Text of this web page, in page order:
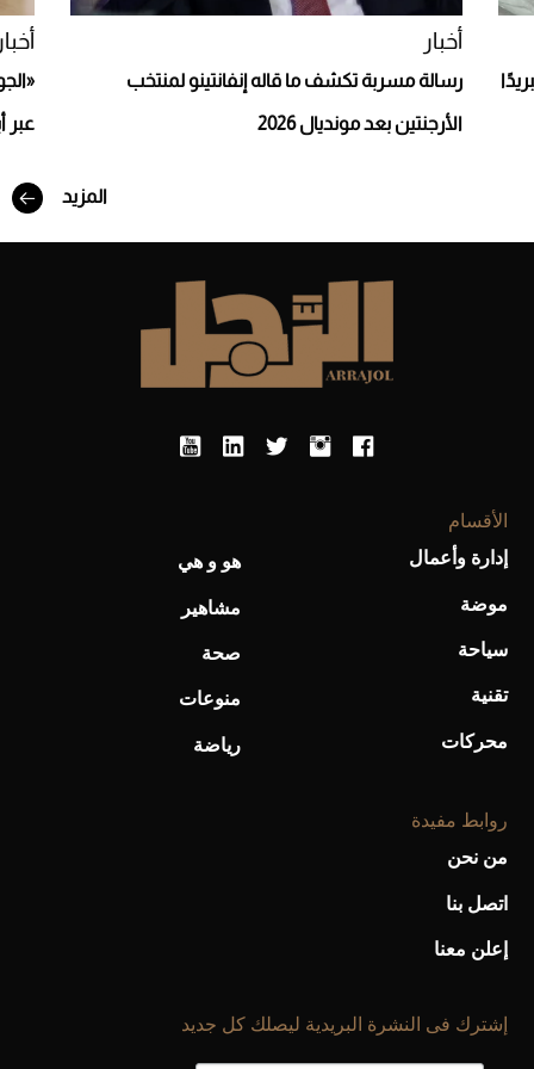
أحذية Mary Jane: ترف وأناقة للرجال
أخبار
رسالة مسربة تكشف ما قاله إنفانتينو لمنتخب
الأرجنتين بعد مونديال 2026 عبر
المزيد
الأقسام
إدارة وأعمال
موضة
سياحة
تقنية
محركات
هو و هي
مشاهير
صحة
منوعات
رياضة
روابط مفيدة
من نحن
اتصل بنا
إعلن معنا
إشترك فى النشرة البريدية ليصلك كل جديد